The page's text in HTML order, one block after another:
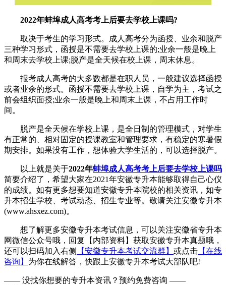
2022年蚌埠成人高考考上后要去学校上课吗?
取决于考生的学习形式。成人高考分为函授、业余和脱产
三种学习形式，函授是不需要去学校上课的;业余一般是晚上
和周末去学校上课;脱产是全天候在校上课，周末休息。
报考成人高考的大多数都是在职人员，一般建议选择函授
或者业余的形式。函授不需要去学校上课，自学为主，考试之
前会组织面授;业余一般是晚上和周末上课，不占用工作时
间。
脱产是全天候在学校上课，是全日制的管理模式，对学生
有正常的、相对固定的授课教室和管理要求，有稳定的寒暑假
期安排。如果没有工作，想体验大学生活的，可以选择脱产。
以上就是关于2022年蚌埠成人高考考上后要去学校上课吗
简要介绍了，希望大家在2021年安徽专升本能够取得自己心仪
的成绩。如有更多想要知道安徽专升本院校的相关资讯，如专
升本招生学校、考试动态、招生专业等。敬请关注安徽专升本
(www.ahsxez.com)。
想了解更多安徽专升本考试信息，可以关注安徽省专升本
网微信公众号哦，回复【内部资料】获取安徽专升本真题哦，
还可以扫码加入右侧
【安徽专升本考试交流群】 或点击 【在线
咨询】 为你在线解答，快跟上安徽专升本考试大部队吧!
—— 没找你想要的专升本资讯？ 预约免费咨询 ——